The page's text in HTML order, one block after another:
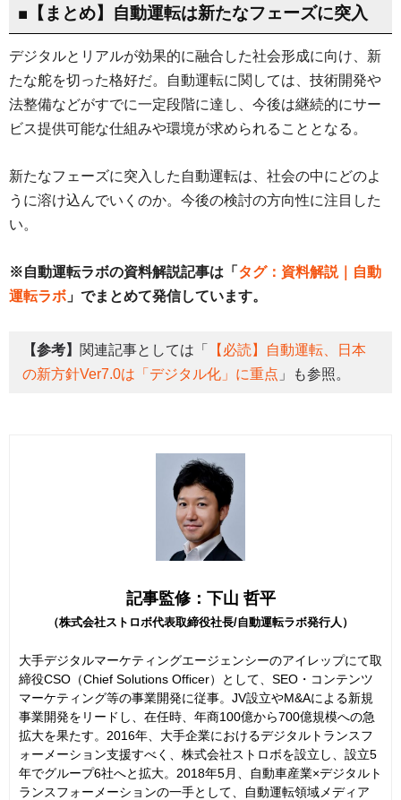
■【まとめ】自動運転は新たなフェーズに突入
デジタルとリアルが効果的に融合した社会形成に向け、新
たな舵を切った格好だ。自動運転に関しては、技術開発や
法整備などがすでに一定段階に達し、今後は継続的にサー
ビス提供可能な仕組みや環境が求められることとなる。
新たなフェーズに突入した自動運転は、社会の中にどのよ
うに溶け込んでいくのか。今後の検討の方向性に注目した
い。
※自動運転ラボの資料解説記事は「 タグ：資料解説｜自動
運転ラボ 」でまとめて発信しています。
【参考】 関連記事としては「
【必読】自動運転、日本
の新方針Ver7.0は「デジタル化」に重点 」も参照。
記事監修：下山 哲平
（株式会社ストロボ代表取締役社長/自動運転ラボ発行人）
大手デジタルマーケティングエージェンシーのアイレップにて取
締役CSO（Chief Solutions Officer）として、SEO・コンテンツ
マーケティング等の事業開発に従事。JV設立やM&Aによる新規
事業開発をリードし、在任時、年商100億から700億規模への急
拡大を果たす。2016年、大手企業におけるデジタルトランスフ
ォーメーション支援すべく、株式会社ストロボを設立し、設立5
年でグループ6社へと拡大。2018年5月、自動車産業×デジタルト
ランスフォーメーションの一手として、自動運転領域メディア